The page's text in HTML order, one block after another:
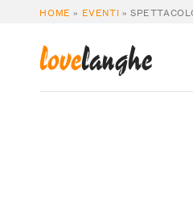
HOME » EVENTI »
lovelanghe